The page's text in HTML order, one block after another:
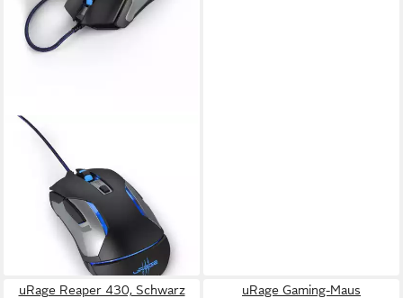
URAGE
uRage Gaming Maus Reaper
230 - Gaming Maus. Gaming-
Maus (Optischer Sensor,
Optischer Sensor)
leider ausverkauft
uRage Reaper 430, Schwarz
uRage Gaming-Maus